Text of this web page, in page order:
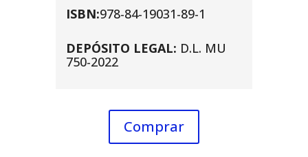
ISBN:978-84-19031-89-1
DEPÓSITO LEGAL: D.L. MU
750-2022
Comprar